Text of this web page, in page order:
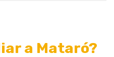
a Mataró?